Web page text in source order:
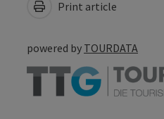
Print article
powered by TOURDATA